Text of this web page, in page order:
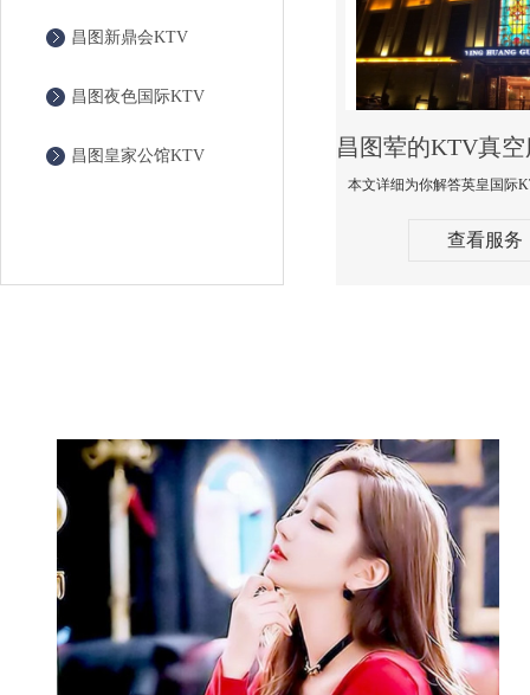
昌图新鼎会KTV
昌图夜色国际KTV
昌图皇家公馆KTV
查看服务